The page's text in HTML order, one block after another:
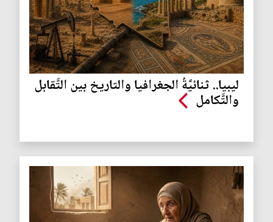
ليبيا.. ثنائيَّةُ الجغرافيا والتاريخ بين التَّقابل
والتَّكامل